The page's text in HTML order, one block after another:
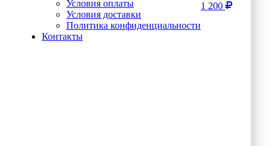
Условия оплаты
Условия доставки
Политика конфиденциальности
Контакты
1 200